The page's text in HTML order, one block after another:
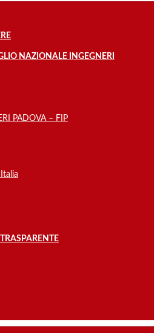
NAZIONALE INGEGNERI
PADOVA – FIP